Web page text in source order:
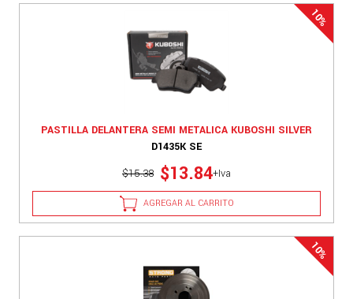
PASTILLA DELANTERA SEMI METALICA KUBOSHI SILVER
D1435K SE
$15.38 $13.84+Iva
AGREGAR AL CARRITO